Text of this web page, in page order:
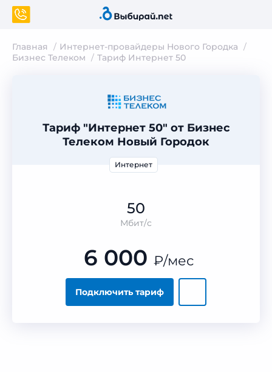
Главная
Интернет-провайдеры Нового Городка
Бизнес Телеком
Тариф Интернет 50
Тариф "Интернет 50" от Бизнес
Телеком Новый Городок
Интернет
50
Мбит/с
Подключить тариф
6 000 ₽/мес